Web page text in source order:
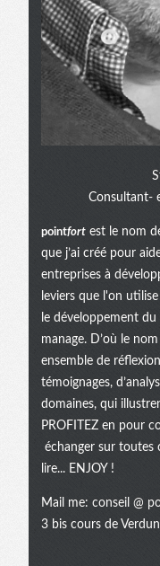
Consultant-
pointfort est le nom
que j’ai créé pour
entreprises à
leviers que l'on
le développement
manage. D’où le
ensemble de
témoignages,
domaines, qui
PROFITEZ en pour
échanger sur toutes
lire... ENJOY !
Mail me: conseil @
3 bis cours de